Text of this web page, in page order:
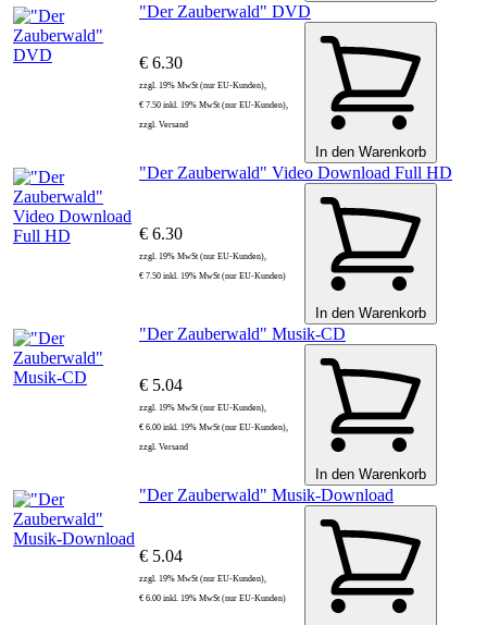
"Der Zauberwald" DVD
€ 6.30
zzgl. 19% MwSt (nur EU-Kunden),
€ 7.50 inkl. 19% MwSt (nur EU-Kunden),
zzgl. Versand
In den Warenkorb
"Der Zauberwald" Video Download Full HD
€ 6.30
zzgl. 19% MwSt (nur EU-Kunden),
€ 7.50 inkl. 19% MwSt (nur EU-Kunden)
In den Warenkorb
"Der Zauberwald" Musik-CD
€ 5.04
zzgl. 19% MwSt (nur EU-Kunden),
€ 6.00 inkl. 19% MwSt (nur EU-Kunden),
zzgl. Versand
In den Warenkorb
"Der Zauberwald" Musik-Download
€ 5.04
zzgl. 19% MwSt (nur EU-Kunden),
€ 6.00 inkl. 19% MwSt (nur EU-Kunden)